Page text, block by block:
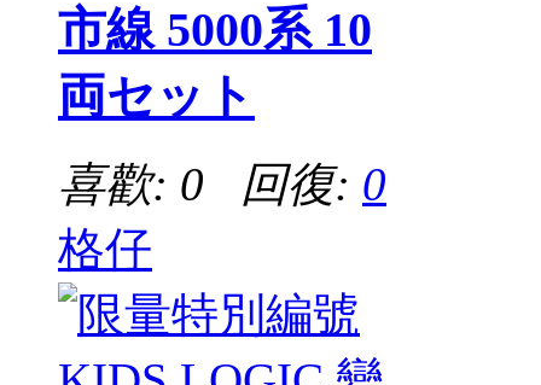
市線 5000系 10
両セット
喜歡: 0 回復: 0
格仔